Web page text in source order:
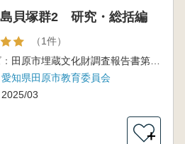
貝塚群2 研究・総括編
（1件）
田原市埋蔵文化財調査報告書第15集
愛知県田原市教育委員会
2025/03
＋